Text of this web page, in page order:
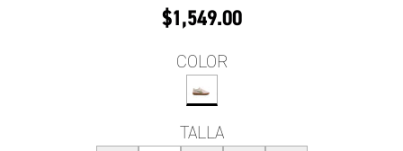
$1,549.00
COLOR
TALLA